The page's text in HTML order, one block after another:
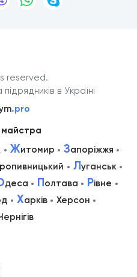
reserved.
в Україні
.pro
майстра
Житомир Запоріжжя
Луганськ
деса Полтава Рівне
Харків
Херсон